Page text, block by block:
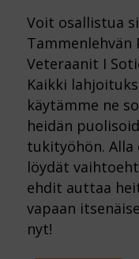
Voit osallistua
Veteraanit I
Kaikki
käytämme ne
heidän
tukityöhön. Alla
löydät
ehdit auttaa
vapaan
nyt!